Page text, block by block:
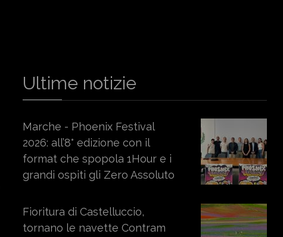
Ultime notizie
Marche - Phoenix Festival
2026: all’8° edizione con il
format che spopola 1Hour e i
grandi ospiti gli Zero Assoluto
Fioritura di Castelluccio,
tornano le navette Contram